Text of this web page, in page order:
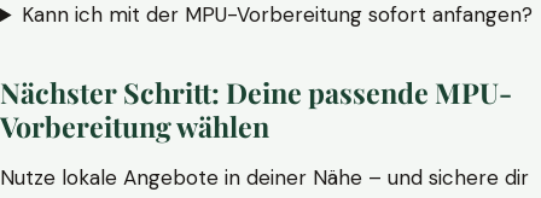
Kann ich mit der MPU-Vorbereitung sofort anfangen?
Nächster Schritt: Deine passende MPU-
Vorbereitung wählen
Nutze lokale Angebote in deiner Nähe – und sichere dir